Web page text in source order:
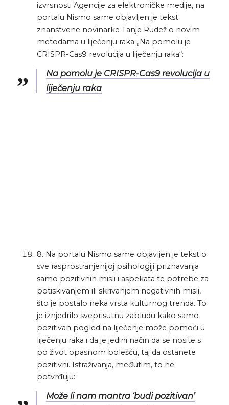
izvrsnosti Agencije za elektroničke medije, na
portalu Nismo same objavljen je tekst
znanstvene novinarke Tanje Rudež o novim
metodama u liječenju raka „Na pomolu je
CRISPR-Cas9 revolucija u liječenju raka“:
Na pomolu je CRISPR-Cas9 revolucija u
liječenju raka
8. Na portalu Nismo same objavljen je tekst o
sve rasprostranjenijoj psihologiji priznavanja
samo pozitivnih misli i aspekata te potrebe za
potiskivanjem ili skrivanjem negativnih misli,
što je postalo neka vrsta kulturnog trenda. To
je iznjedrilo sveprisutnu zabludu kako samo
pozitivan pogled na liječenje može pomoći u
liječenju raka i da je jedini način da se nosite s
po život opasnom bolešću, taj da ostanete
pozitivni. Istraživanja, međutim, to ne
potvrđuju:
Može li nam mantra ‘budi pozitivan’